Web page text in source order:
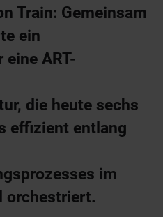
Train: Gemeinsam
ein
ART-
die heute sechs
effizient entlang
im
orchestriert.